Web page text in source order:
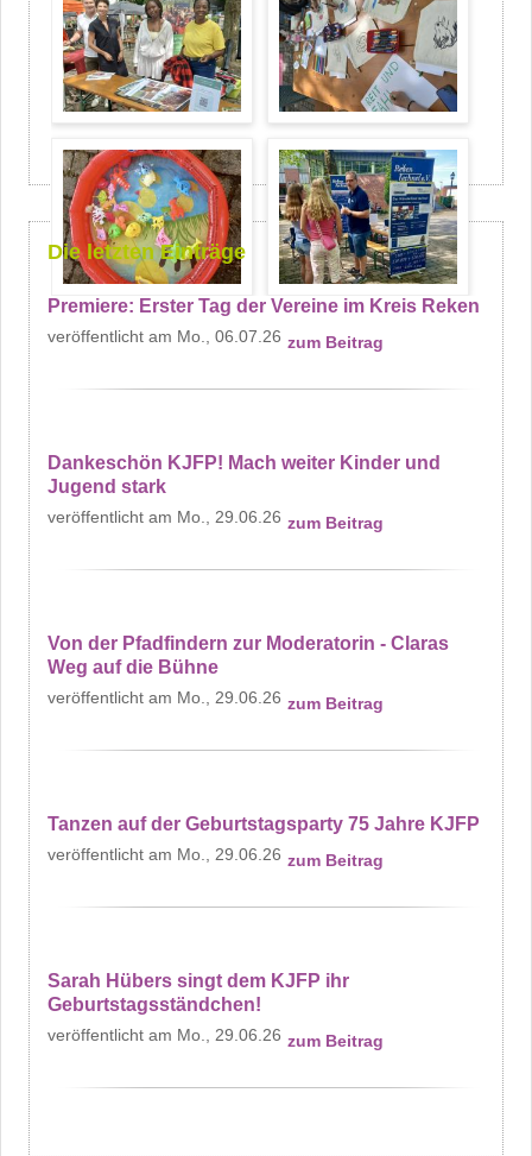
Die letzten Einträge
Premiere: Erster Tag der Vereine im Kreis Reken
Mo., 06.07.26 zum Beitrag
Dankeschön KJFP! Mach weiter Kinder und
Jugend stark
Mo., 29.06.26 zum Beitrag
Von der Pfadfindern zur Moderatorin - Claras
Weg auf die Bühne
Mo., 29.06.26 zum Beitrag
Tanzen auf der Geburtstagsparty 75 Jahre KJFP
Mo., 29.06.26 zum Beitrag
Sarah Hübers singt dem KJFP ihr
Geburtstagsständchen!
Mo., 29.06.26 zum Beitrag